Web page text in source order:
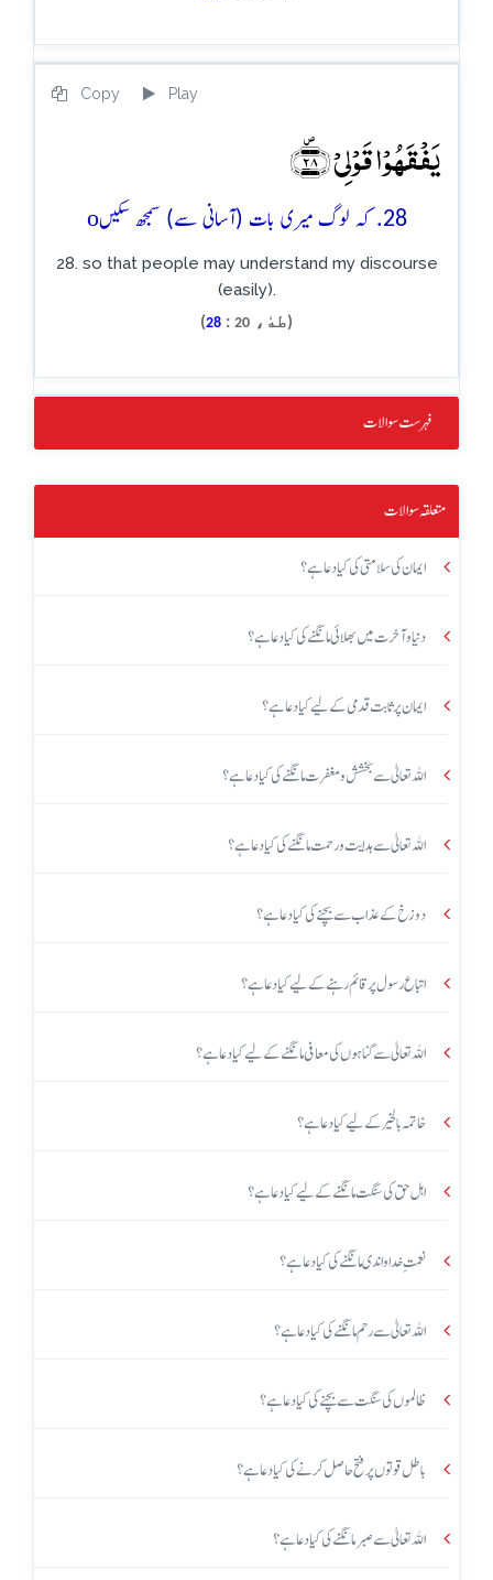
Play
Copy
یَفۡقَہُوۡا قَوۡلِیۡ ﴿۪۲۸﴾
28. کہ لوگ میری بات (آسانی سے) سمجھ سکیں o
28. so that people may understand my discourse
(easily).
(طهٰ، 20
:
28
)
فہرست سوالات
متعلقہ سوالات
ایمان کی سلامتی کی کیا دعا ہے؟
دنیا و آخرت میں بھلائی مانگنے کی کیا دعا ہے؟
ایمان پر ثابت قدمی کے لیے کیا دعا ہے؟
اللہ تعالیٰ سے بخشش و مغفرت مانگنے کی کیا دعا ہے؟
اللہ تعالیٰ سے ہدایت و رحمت مانگنے کی کیا دعا ہے؟
دوزخ کے عذاب سے بچنے کی کیا دعا ہے؟
اتباع رسول پر قائم رہنے کے لیے کیا دعا ہے؟
اللہ تعالیٰ سے گناہوں کی معافی مانگنے کے لیے کیا دعا ہے؟
خاتمہ بالخیر کے لیے کیا دعا ہے؟
اہل حق کی سنگت مانگنے کے لیے کیا دعا ہے؟
نعمتِ خداواندی مانگنے کی کیا دعا ہے؟
اللہ تعالیٰ سے رحم مانگنے کی کیا دعا ہے؟
ظالموں کی سنگت سے بچنے کی کیا دعا ہے؟
باطل قوتوں پر فتح حاصل کرنے کی کیا دعا ہے؟
اللہ تعالیٰ سے صبر مانگنے کی کیا دعا ہے؟